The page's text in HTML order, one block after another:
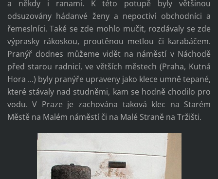
a někdy i ranami. K této potupě byly většinou
odsuzovány hádanvé ženy a nepoctiví obchodníci a
řemeslníci. Také se zde mohlo mučit, rozdávaly se zde
výprasky rákoskou, proutěnou metlou či karabáčem.
Pranýř dodnes můžeme vidět na náměstí v Náchodě
před starou radnicí, ve větších městech (Praha, Kutná
Hora ...) byly pranýře upraveny jako klece umně tepané,
které stávaly nad studněmi, kam se hodně chodilo pro
vodu. V Praze je zachována taková klec na Starém
Městě na Malém náměstí či na Malé Straně na Tržišti.